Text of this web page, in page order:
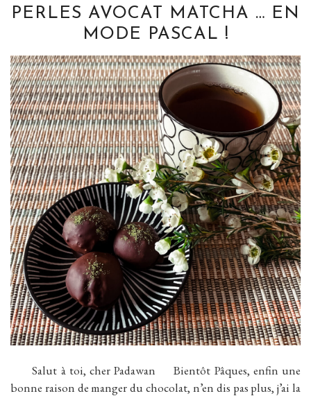
PERLES AVOCAT MATCHA … EN
MODE PASCAL !
Salut à toi, cher Padawan Bientôt Pâques, enfin une
bonne raison de manger du chocolat, n’en dis pas plus, j’ai la